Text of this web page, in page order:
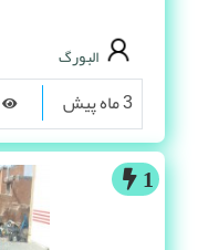
البورگ
3 ماه پیش
1